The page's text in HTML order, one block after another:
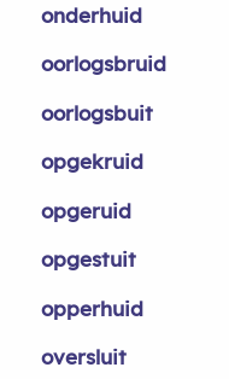
onderhuid
oorlogsbruid
oorlogsbuit
opgekruid
opgeruid
opgestuit
opperhuid
oversluit